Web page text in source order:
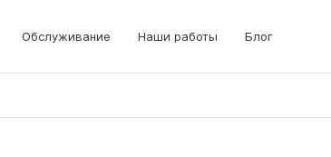
Обслуживание Наши работы Блог